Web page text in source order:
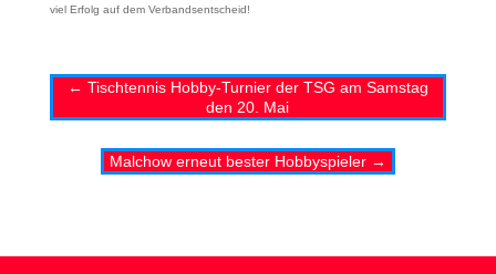
viel Erfolg auf dem Verbandsentscheid!
← Tischtennis Hobby-Turnier der TSG am Samstag
den 20. Mai
Malchow erneut bester Hobbyspieler→